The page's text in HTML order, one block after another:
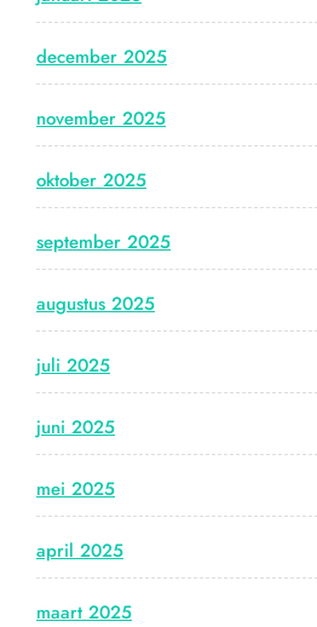
december 2025
november 2025
oktober 2025
september 2025
augustus 2025
juli 2025
juni 2025
mei 2025
april 2025
maart 2025